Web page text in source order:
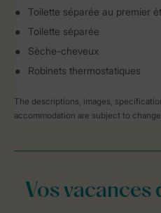
Toilette séparée au premier
Toilette séparée
Sèche-cheveux
Robinets thermostatiques
The descriptions, images,
accommodation are subject to
Vos vacances